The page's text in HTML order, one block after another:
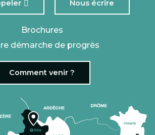
Nous écrire
Brochures
démarche de progrès
Comment venir ?